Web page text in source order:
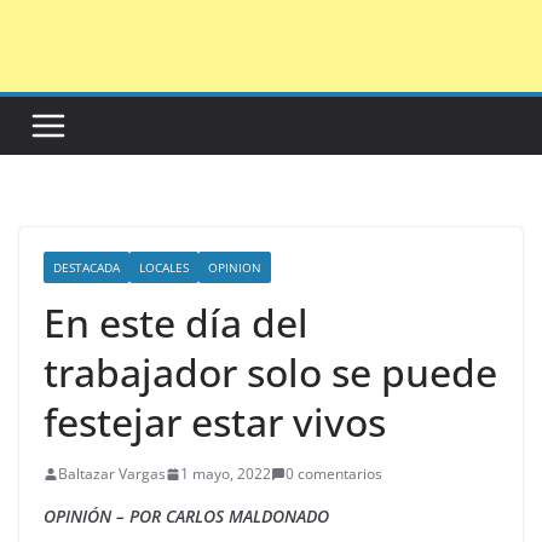
DESTACADA LOCALES OPINION
En este día del
trabajador solo se puede
festejar estar vivos
Baltazar Vargas 1 mayo, 2022 0 comentarios
OPINIÓN – POR CARLOS MALDONADO